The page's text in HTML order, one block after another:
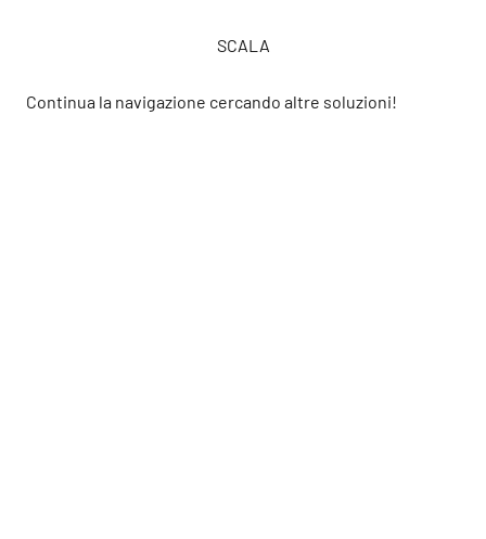
SCALA
Continua la navigazione cercando altre soluzioni!